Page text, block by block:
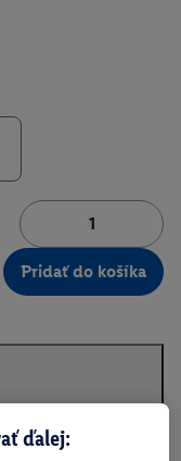
Pridať do košíka
ďalej: